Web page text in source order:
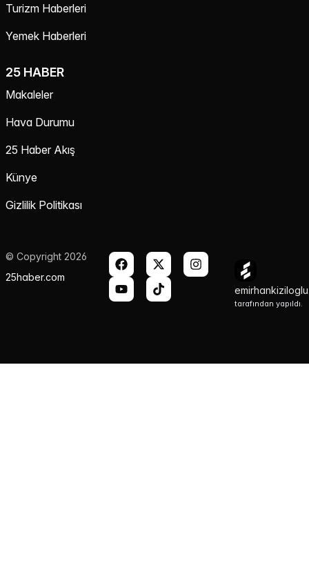
Turizm Haberleri
Yemek Haberleri
25 HABER
Makaleler
Hava Durumu
25 Haber Akış
Künye
Gizlilik Politikası
© Copyright 2026
25haber.com
tarafından yapıldı.